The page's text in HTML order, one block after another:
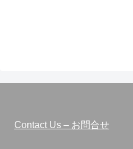
Contact Us – お問合せ